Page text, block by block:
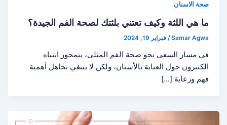
صحة الاسنان
ما هي اللثة وكيف تعتني بلثتك لصحة الفم الجيدة؟
Samar Agwa
/فبراير 19, 2024
في مسار السعي نحو صحة الفم المثلى، يتمحور انتباه
الكثيرون حول العناية بالأسنان، ولكن لا ينبغي تجاهل أهمية
فهم ورعاية […]